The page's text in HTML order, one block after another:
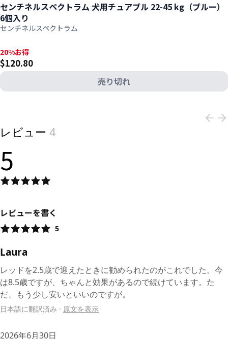
センチネルスペクトラム 犬用チュアブル 22-45 kg（ブルー）
6個入り
センチネルスペクトラム
20%お得, $120.80
20%お得
$120.80
売り切れ
レビュー 4
5
レビューを書く
5
Laura
レッドを2.5歳で迎えたときに勧められたのがこれでした。今
は8.5歳ですが、ちゃんと効果があるので続けています。た
だ、もう少し安いといいのですが。
日本語に翻訳済み · 原文を表示
2026年6月30日